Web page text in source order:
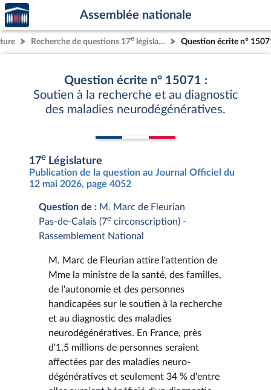
Aller au contenu
Aller en bas de la page
Accèder
à la
page
d'accueil
Assemblée nationale
Recherche de questions 17e législature Question écrite n°
Question écrite n° 15071 :
Soutien à la recherche et au diagnostic
des maladies neurodégénératives.
17e Législature
Publication de la question au Journal Officiel du
12 mai 2026, page 4052
Question de : M. Marc de Fleurian
Pas-de-Calais (7e circonscription) -
Rassemblement National
M. Marc de Fleurian attire l'attention de
Mme la ministre de la santé, des familles,
de l'autonomie et des personnes
handicapées sur le soutien à la recherche
et au diagnostic des maladies
neurodégénératives. En France, près
d'1,5 millions de personnes seraient
affectées par des maladies neuro-
dégénératives et seulement 34 % d'entre